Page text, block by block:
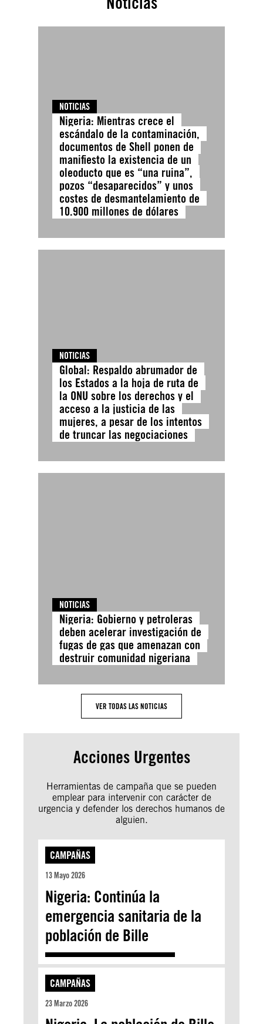
NOTICIAS
Nigeria: Mientras crece el
escándalo de la contaminación,
documentos de Shell ponen de
manifiesto la existencia de un
oleoducto que es “una ruina”,
pozos “desaparecidos” y unos
costes de desmantelamiento de
10.900 millones de dólares
NOTICIAS
Global: Respaldo abrumador de
los Estados a la hoja de ruta de
la ONU sobre los derechos y el
acceso a la justicia de las
mujeres, a pesar de los intentos
de truncar las negociaciones
NOTICIAS
Nigeria: Gobierno y petroleras
deben acelerar investigación de
fugas de gas que amenazan con
destruir comunidad nigeriana
VER TODAS LAS NOTICIAS
Acciones Urgentes
Herramientas de campaña que se pueden
emplear para intervenir con carácter de
urgencia y defender los derechos humanos de
alguien.
CAMPAÑAS
13 Mayo 2026
Nigeria: Continúa la
emergencia sanitaria de la
población de Bille
CAMPAÑAS
23 Marzo 2026